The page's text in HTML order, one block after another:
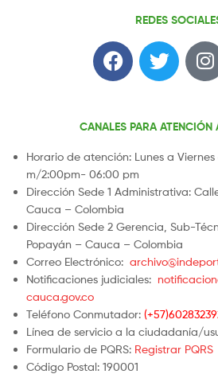
REDES
CANALES PARA ATENCIÓN
Horario de atención: Lunes a
m/2:00pm- 06:00 pm
Dirección Sede 1 Administrativa:
Cauca – Colombia
Dirección Sede 2 Gerencia, Sub-
Popayán – Cauca – Colombia
Correo Electrónico:
Notificaciones judiciales:
cauca.gov.co
Teléfono Conmutador:
Línea de servicio a la ciudadanía/
Formulario de PQRS: Registrar PQRS
Código Postal: 190001